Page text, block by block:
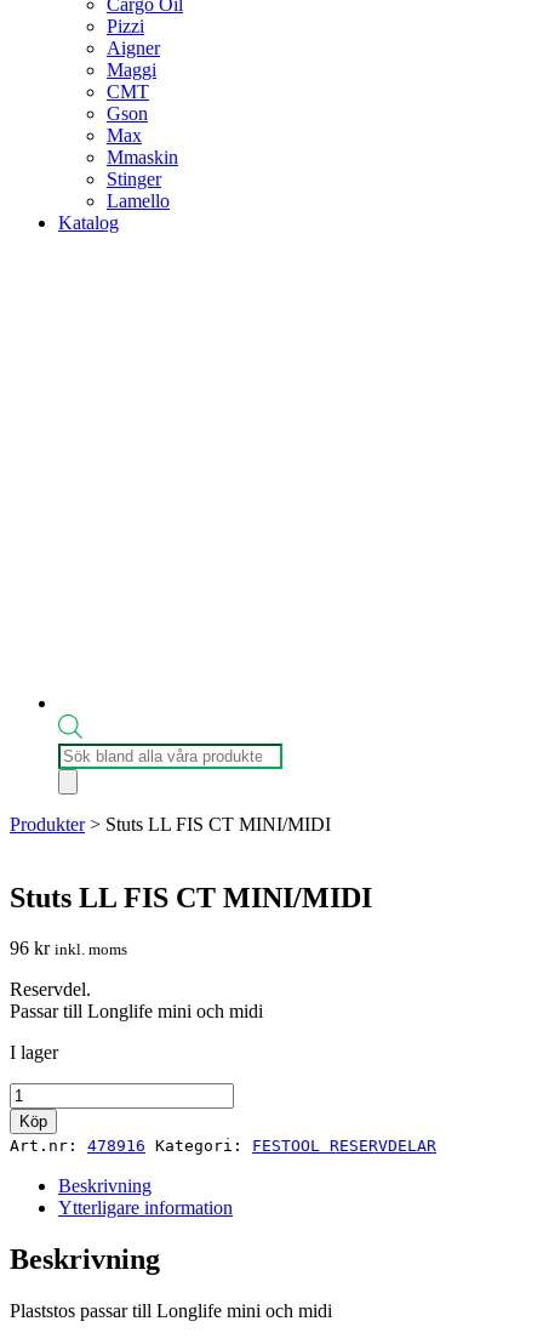
Pizzi
Aigner
Maggi
CMT
Gson
Max
Mmaskin
Stinger
Lamello
Katalog
Produktsökning
Produkter> Stuts LL FIS CT MINI/MIDI
Stuts LL FIS CT MINI/MIDI
96 kr inkl. moms
Reservdel.
Passar till Longlife mini och midi
I lager
Stuts
LL
FIS
MINI/MIDI
mängd
Köp
Art.nr: 478916 Kategori: FESTOOL RESERVDELAR
Beskrivning
Ytterligare information
Beskrivning
Plaststos passar till Longlife mini och midi